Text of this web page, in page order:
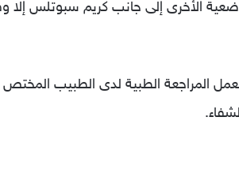
الأخرى إلى جانب كريم سبوتلس